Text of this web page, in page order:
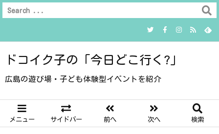
ドコイク子の「今日どこ行く?」
広島の遊び場・子ども体験型イベントを紹介
メニュー サイドバー 前へ 次へ 検索